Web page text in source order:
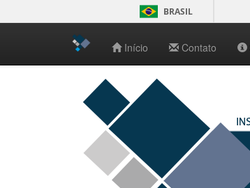
navigation
BRASIL
Início Contato